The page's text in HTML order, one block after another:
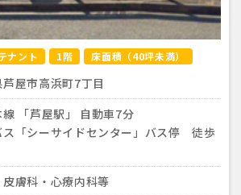
ナント 1階 床面積（40坪未満）
芦屋市高浜町7丁目
線 「芦屋駅」 自動車7分
ス「シーサイドセンター」バス停 徒歩
皮膚科・心療内科等